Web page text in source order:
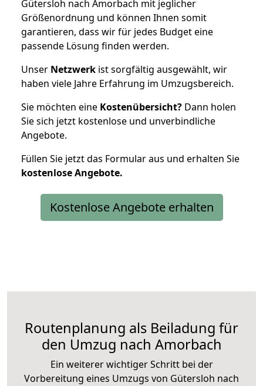
Gütersloh nach Amorbach mit jeglicher
Größenordnung und können Ihnen somit
garantieren, dass wir für jedes Budget eine
passende Lösung finden werden.
Unser Netzwerk ist sorgfältig ausgewählt, wir
haben viele Jahre Erfahrung im Umzugsbereich.
Sie möchten eine Kostenübersicht? Dann holen
Sie sich jetzt kostenlose und unverbindliche
Angebote.
Füllen Sie jetzt das Formular aus und erhalten Sie
kostenloseAngebote.
Kostenlose Angebote erhalten
Routenplanung als Beiladung für
den Umzug nach Amorbach
Ein weiterer wichtiger Schritt bei der
Vorbereitung eines Umzugs von Gütersloh nach